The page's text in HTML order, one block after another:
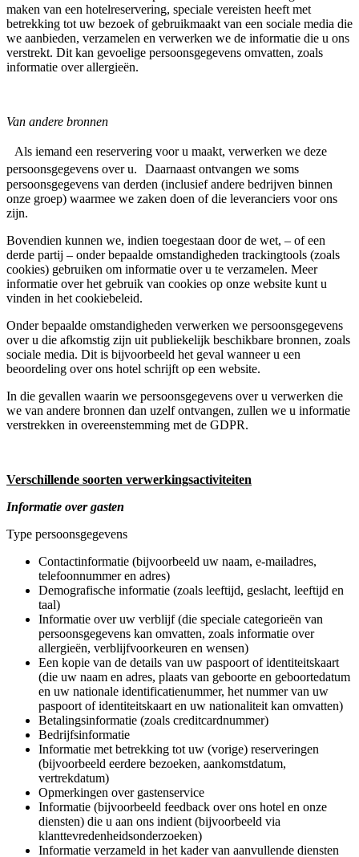
maken van een hotelreservering, speciale vereisten heeft met
betrekking tot uw bezoek of gebruikmaakt van een sociale media die
we aanbieden, verzamelen en verwerken we de informatie die u ons
verstrekt. Dit kan gevoelige persoonsgegevens omvatten, zoals
informatie over allergieën.
Van andere bronnen
Als iemand een reservering voor u maakt, verwerken we deze
persoonsgegevens over u. Daarnaast ontvangen we soms
persoonsgegevens van derden (inclusief andere bedrijven binnen
onze groep) waarmee we zaken doen of die leveranciers voor ons
zijn.
Bovendien kunnen we, indien toegestaan door de wet, – of een
derde partij – onder bepaalde omstandigheden trackingtools (zoals
cookies) gebruiken om informatie over u te verzamelen. Meer
informatie over het gebruik van cookies op onze website kunt u
vinden in het cookiebeleid.
Onder bepaalde omstandigheden verwerken we persoonsgegevens
over u die afkomstig zijn uit publiekelijk beschikbare bronnen, zoals
sociale media. Dit is bijvoorbeeld het geval wanneer u een
beoordeling over ons hotel schrijft op een website.
In die gevallen waarin we persoonsgegevens over u verwerken die
we van andere bronnen dan uzelf ontvangen, zullen we u informatie
verstrekken in overeenstemming met de GDPR.
Verschillende soorten verwerkingsactiviteiten
Informatie over gasten
Type persoonsgegevens
Contactinformatie (bijvoorbeeld uw naam, e-mailadres,
telefoonnummer en adres)
Demografische informatie (zoals leeftijd, geslacht, leeftijd en
taal)
Informatie over uw verblijf (die speciale categorieën van
persoonsgegevens kan omvatten, zoals informatie over
allergieën, verblijfvoorkeuren en wensen)
Een kopie van de details van uw paspoort of identiteitskaart
(die uw naam en adres, plaats van geboorte en geboortedatum
en uw nationale identificatienummer, het nummer van uw
paspoort of identiteitskaart en uw nationaliteit kan omvatten)
Betalingsinformatie (zoals creditcardnummer)
Bedrijfsinformatie
Informatie met betrekking tot uw (vorige) reserveringen
(bijvoorbeeld eerdere bezoeken, aankomstdatum,
vertrekdatum)
Opmerkingen over gastenservice
Informatie (bijvoorbeeld feedback over ons hotel en onze
diensten) die u aan ons indient (bijvoorbeeld via
klanttevredenheidsonderzoeken)
Informatie verzameld in het kader van aanvullende diensten